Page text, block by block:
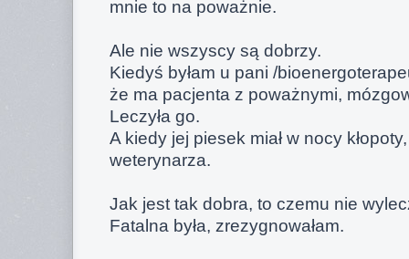
mnie to na poważnie.
Ale nie wszyscy są dobrzy.
Kiedyś byłam u pani /
że ma pacjenta z poważnymi,
Leczyła go.
A kiedy jej piesek miał w nocy
weterynarza.
Jak jest tak dobra, to czemu nie
Fatalna była, zrezygnowałam.